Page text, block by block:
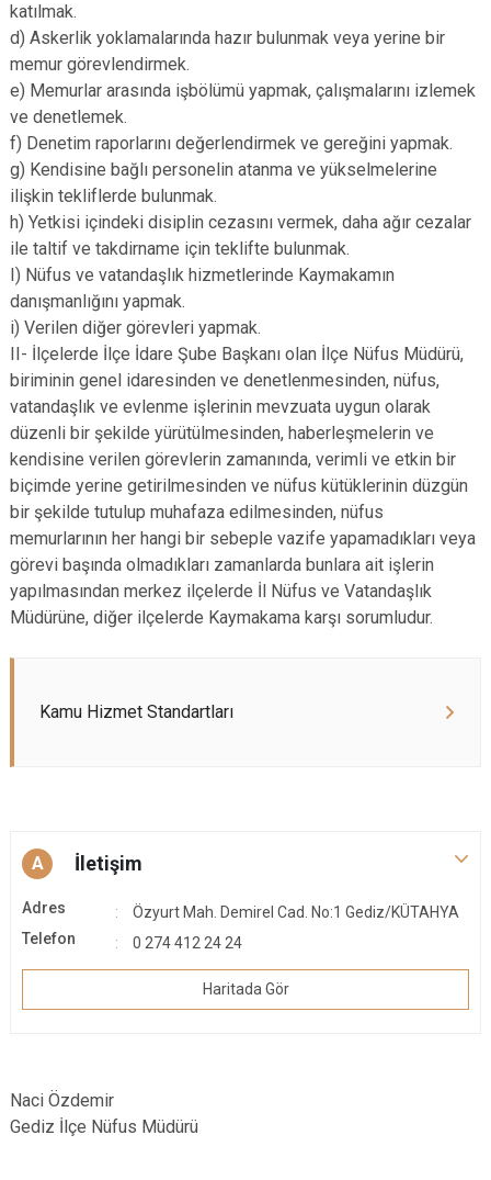
katılmak.
d) Askerlik yoklamalarında hazır bulunmak veya yerine bir
memur görevlendirmek.
e) Memurlar arasında işbölümü yapmak, çalışmalarını izlemek
ve denetlemek.
f) Denetim raporlarını değerlendirmek ve gereğini yapmak.
g) Kendisine bağlı personelin atanma ve yükselmelerine
ilişkin tekliflerde bulunmak.
h) Yetkisi içindeki disiplin cezasını vermek, daha ağır cezalar
ile taltif ve takdirname için teklifte bulunmak.
I) Nüfus ve vatandaşlık hizmetlerinde Kaymakamın
danışmanlığını yapmak.
i) Verilen diğer görevleri yapmak.
II- İlçelerde İlçe İdare Şube Başkanı olan İlçe Nüfus Müdürü,
biriminin genel idaresinden ve denetlenmesinden, nüfus,
vatandaşlık ve evlenme işlerinin mevzuata uygun olarak
düzenli bir şekilde yürütülmesinden, haberleşmelerin ve
kendisine verilen görevlerin zamanında, verimli ve etkin bir
biçimde yerine getirilmesinden ve nüfus kütüklerinin düzgün
bir şekilde tutulup muhafaza edilmesinden, nüfus
memurlarının her hangi bir sebeple vazife yapamadıkları veya
görevi başında olmadıkları zamanlarda bunlara ait işlerin
yapılmasından merkez ilçelerde İl Nüfus ve Vatandaşlık
Müdürüne, diğer ilçelerde Kaymakama karşı sorumludur.
Kamu Hizmet Standartları
A İletişim
Adres
Özyurt Mah. Demirel Cad. No:1 Gediz/KÜTAHYA
Telefon
0 274 412 24 24
Haritada Gör
Naci Özdemir
Gediz İlçe Nüfus Müdürü